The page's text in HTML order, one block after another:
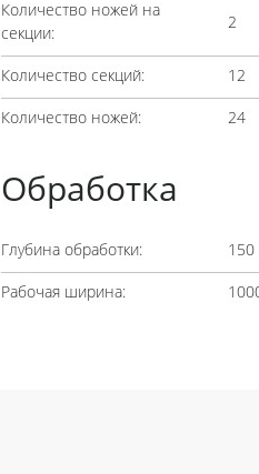
Количество ножей на
секции:
2
Количество секций: 12
Количество ножей: 24
Обработка
Глубина обработки: 150
Рабочая ширина: